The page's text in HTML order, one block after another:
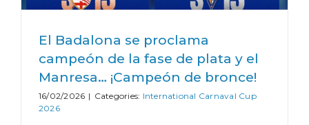
El Badalona se proclama
campeón de la fase de plata y el
Manresa… ¡Campeón de bronce!
16/02/2026 | Categories: International Carnaval Cup
2026